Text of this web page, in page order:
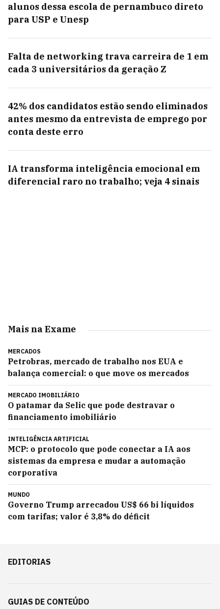
alunos dessa escola de pernambuco direto
para USP e Unesp
Falta de networking trava carreira de 1 em
cada 3 universitários da geração Z
42% dos candidatos estão sendo eliminados
antes mesmo da entrevista de emprego por
conta deste erro
IA transforma inteligência emocional em
diferencial raro no trabalho; veja 4 sinais
Mais na Exame
MERCADOS
Petrobras, mercado de trabalho nos EUA e
balança comercial: o que move os mercados
MERCADO IMOBILIÁRIO
O patamar da Selic que pode destravar o
financiamento imobiliário
INTELIGÊNCIA ARTIFICIAL
MCP: o protocolo que pode conectar a IA aos
sistemas da empresa e mudar a automação
corporativa
MUNDO
Governo Trump arrecadou US$ 66 bi líquidos
com tarifas; valor é 3,8% do déficit
EDITORIAS
GUIAS DE CONTEÚDO